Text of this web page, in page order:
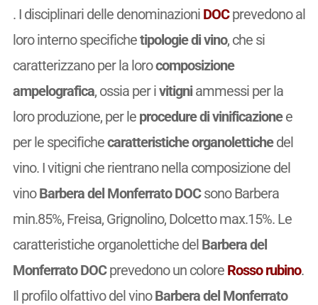
. I disciplinari delle denominazioni DOCprevedono al
loro interno specifichetipologie di vino, che si
caratterizzano per la lorocomposizione
ampelografica, ossia per ivitigniammessi per la
loro produzione, per le procedure di vinificazionee
per le specifichecaratteristiche organolettichedel
vino. I vitigni che rientrano nella composizione del
vinoBarbera del Monferrato DOCsono Barbera
min.85%, Freisa, Grignolino, Dolcetto max.15%. Le
caratteristiche organolettiche delBarbera del
Monferrato DOCprevedono un colore Rosso rubino.
Il profilo olfattivo del vinoBarbera del Monferrato